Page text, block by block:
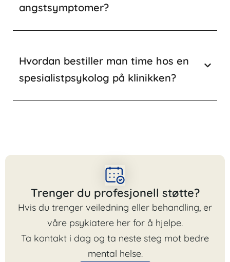
angstsymptomer?
Hvordan bestiller man time hos en
spesialistpsykolog på klinikken?
Trenger du profesjonell støtte?
Hvis du trenger veiledning eller behandling, er
våre psykiatere her for å hjelpe.
Ta kontakt i dag og ta neste steg mot bedre
mental helse.